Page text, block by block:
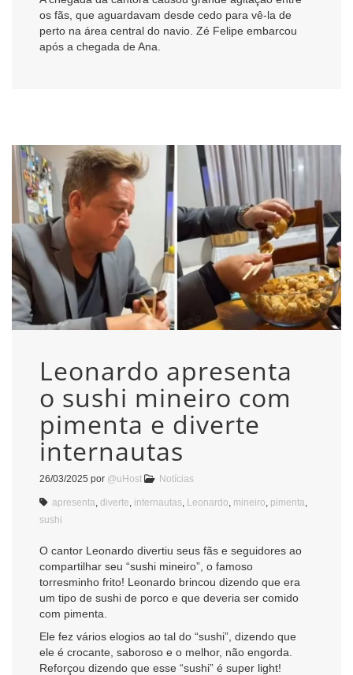
os fãs, que aguardavam desde cedo para vê-la de
perto na área central do navio. Zé Felipe embarcou
após a chegada de Ana.
Leonardo apresenta
o sushi mineiro com
pimenta e diverte
internautas
26/03/2025 por @uHost Notícias
apresenta diverte internautas Leonardo mineiro pimenta
sushi
O cantor Leonardo divertiu seus fãs e seguidores ao
compartilhar seu “sushi mineiro”, o famoso
torresminho frito! Leonardo brincou dizendo que era
um tipo de sushi de porco e que deveria ser comido
com pimenta.
Ele fez vários elogios ao tal do “sushi”, dizendo que
ele é crocante, saboroso e o melhor, não engorda.
Reforçou dizendo que esse “sushi” é super light!